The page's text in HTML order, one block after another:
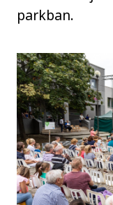
parkban.